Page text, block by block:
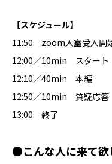
【スケジュール】
11:50 zoom入室受入開
12:00／10min スタート
12:10／40min 本編
12:50／10min 質疑応答
13:00 終了
●こんな人に来て欲